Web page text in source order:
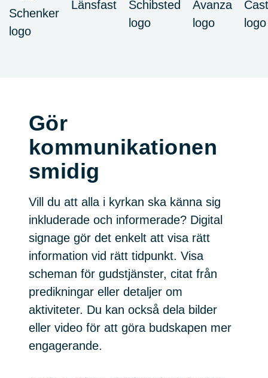
Gör
kommunikationen
smidig
Vill du att alla i kyrkan ska känna sig
inkluderade och informerade? Digital
signage gör det enkelt att visa rätt
information vid rätt tidpunkt. Visa
scheman för gudstjänster, citat från
predikningar eller detaljer om
aktiviteter. Du kan också dela bilder
eller video för att göra budskapen mer
engagerande.